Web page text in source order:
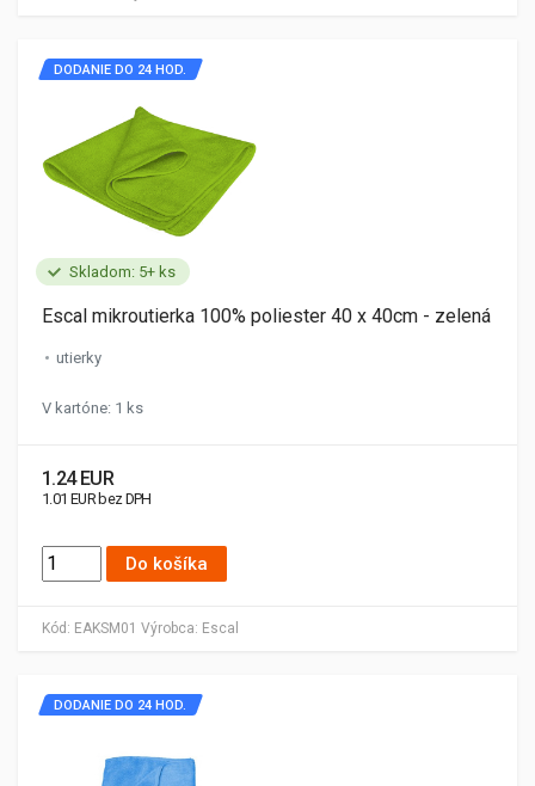
Skladom: 5+ ks
Kód: EAKSM01 Výrobca: Escal
DODANIE DO 24 HOD.
Escal mikroutierka 100% poliester 40 x 40cm - zelená
utierky
V kartóne: 1 ks
1.24 EUR
1.01 EUR bez DPH
Do košíka
DODANIE DO 24 HOD.